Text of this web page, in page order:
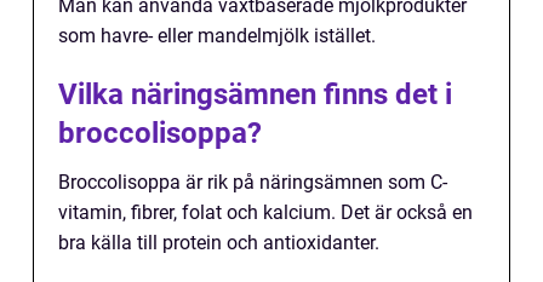
Man kan använda växtbaserade mjölkprodukter
som havre- eller mandelmjölk istället.
Vilka näringsämnen finns det i
broccolisoppa?
Broccolisoppa är rik på näringsämnen som C-
vitamin, fibrer, folat och kalcium. Det är också en
bra källa till protein och antioxidanter.